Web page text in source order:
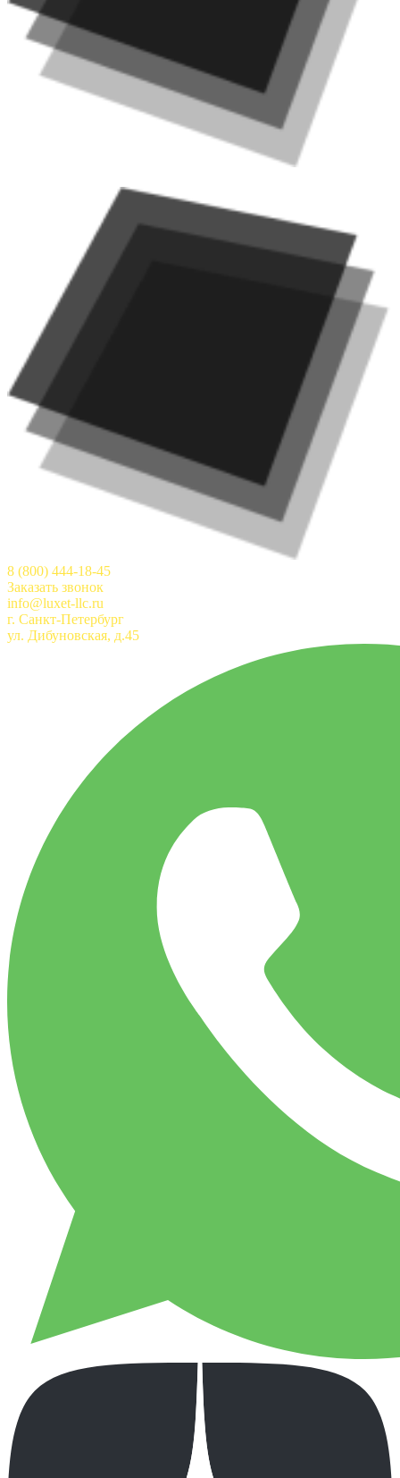
8 (800) 444-18-45
Заказать звонок
info@luxet-llc.ru
г. Санкт-Петербург
ул. Дибуновская, д.45